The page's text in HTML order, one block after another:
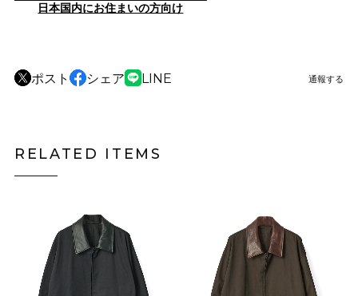
日本国内にお住まいの方向け
ポスト シェア LINE 通報する
RELATED ITEMS